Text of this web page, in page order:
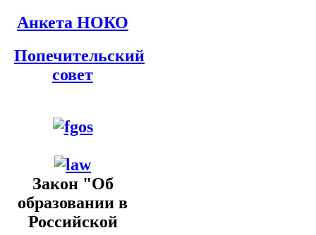
Анкета НОКО
Попечительский
совет
Закон "Об
образовании в
Российской